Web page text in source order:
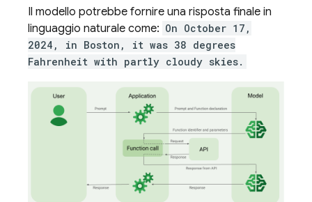
Il modello potrebbe fornire una risposta finale in
linguaggio naturale come: On October 17,
2024, in Boston, it was 38 degrees
Fahrenheit with partly cloudy skies.